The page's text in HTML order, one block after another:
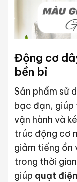
Động cơ
bền bỉ
Sản phẩm sử
bạc đạn, giúp
vận hành và
trúc động cơ
giảm tiếng ồn
trong thời
giúp quạt